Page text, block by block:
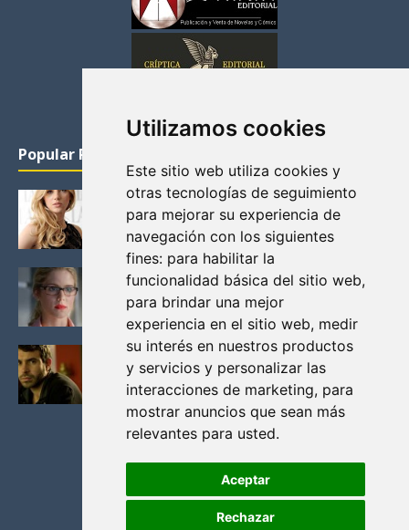
Utilizamos cookies
Este sitio web utiliza cookies y
otras tecnologías de seguimiento
para mejorar su experiencia de
navegación con los siguientes
fines: para habilitar la
funcionalidad básica del sitio web,
para brindar una mejor
experiencia en el sitio web, medir
su interés en nuestros productos
y servicios y personalizar las
interacciones de marketing, para
mostrar anuncios que sean más
relevantes para usted.
Aceptar
Rechazar
Popular Posts
KATHERYN WINNICK: LA ACTRIZ MAS GUAPA DE
VIKINGOS
Junio 14, 2013
FELICITY (EMILY BETT RICKARDS), LAS FOTOS
MAS BONITAS DE LA ALIADA DE ARROW
Noviembre 30, 2013
BLACK MIRROR: TODA TU HISTORIA. EPISODIO 3.
LA CRITICA
Mayo 17, 2012